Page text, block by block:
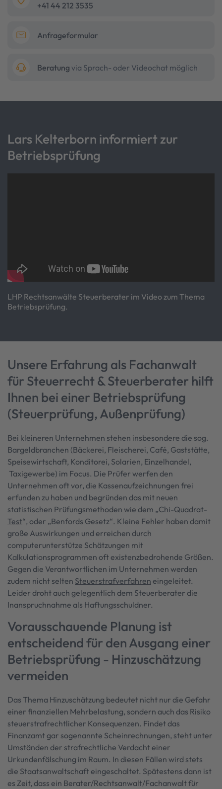
+41 44 212 3535
Anfrageformular
Beratung via Sprach- oder Videochat möglich
Lars Kelterborn informiert zur
Betriebsprüfung
LHP Rechtsanwälte Steuerberater im Video zum Thema
Betriebsprüfung.
Unsere Erfahrung als Fachanwalt
für Steuerrecht & Steuerberater hilft
Ihnen bei einer Betriebsprüfung
(Steuerprüfung, Außenprüfung)
Bei kleineren Unternehmen stehen insbesondere die sog.
Bargeldbranchen (Bäckerei, Fleischerei, Café, Gaststätte,
Speisewirtschaft, Konditorei, Solarien, Einzelhandel,
Taxigewerbe) im Focus. Die Prüfer werfen den
Unternehmen oft vor, die Kassenaufzeichnungen frei
erfunden zu haben und begründen das mit neuen
statistischen Prüfungsmethoden wie dem „Chi-Quadrat-
Test“, oder „Benfords Gesetz“. Kleine Fehler haben damit
große Auswirkungen und erreichen durch
computerunterstütze Schätzungen mit
Kalkulationsprogrammen oft existenzbedrohende Größen.
Gegen die Verantwortlichen im Unternehmen werden
zudem nicht selten Steuerstrafverfahren eingeleitet.
Leider droht auch gelegentlich dem Steuerberater die
Inanspruchnahme als Haftungsschuldner.
Vorausschauende Planung ist
entscheidend für den Ausgang einer
Betriebsprüfung - Hinzuschätzung
vermeiden
Das Thema Hinzuschätzung bedeutet nicht nur die Gefahr
einer finanziellen Mehrbelastung, sondern auch das Risiko
steuerstrafrechtlicher Konsequenzen. Findet das
Finanzamt gar sogenannte Scheinrechnungen, steht unter
Umständen der strafrechtliche Verdacht einer
Urkundenfälschung im Raum. In diesen Fällen wird stets
die Staatsanwaltschaft eingeschaltet. Spätestens dann ist
es Zeit, dass ein Berater/Rechtsanwalt/Fachanwalt für